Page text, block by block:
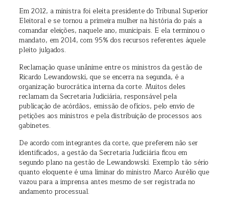
Em 2012, a ministra foi eleita presidente do Tribunal Superior
Eleitoral e se tornou a primeira mulher na história do país a
comandar eleições, naquele ano, municipais. E ela terminou o
mandato, em 2014, com 95% dos recursos referentes àquele
pleito julgados.
Reclamação quase unânime entre os ministros da gestão de
Ricardo Lewandowski, que se encerra na segunda, é a
organização burocrática interna da corte. Muitos deles
reclamam da Secretaria Judiciária, responsável pela
publicação de acórdãos, emissão de ofícios, pelo envio de
petições aos ministros e pela distribuição de processos aos
gabinetes.
De acordo com integrantes da corte, que preferem não ser
identificados, a gestão da Secretaria Judiciária ficou em
segundo plano na gestão de Lewandowski. Exemplo tão sério
quanto eloquente é uma liminar do ministro Marco Aurélio que
vazou para a imprensa antes mesmo de ser registrada no
andamento processual.